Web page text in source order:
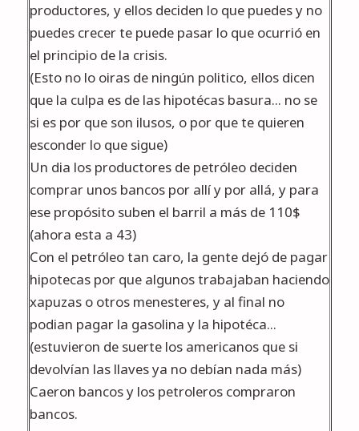
productores, y ellos deciden lo que puedes y no
puedes crecer te puede pasar lo que ocurrió en
el principio de la crisis.
(Esto no lo oiras de ningún politico, ellos dicen
que la culpa es de las hipotécas basura... no se
si es por que son ilusos, o por que te quieren
esconder lo que sigue)
Un dia los productores de petróleo deciden
comprar unos bancos por allí y por allá, y para
ese propósito suben el barril a más de 110$
(ahora esta a 43)
Con el petróleo tan caro, la gente dejó de pagar
hipotecas por que algunos trabajaban haciendo
xapuzas o otros menesteres, y al final no
podian pagar la gasolina y la hipotéca...
(estuvieron de suerte los americanos que si
devolvían las llaves ya no debían nada más)
Caeron bancos y los petroleros compraron
bancos.